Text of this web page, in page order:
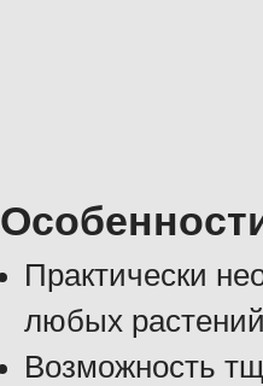
Практически
любых
Возможность